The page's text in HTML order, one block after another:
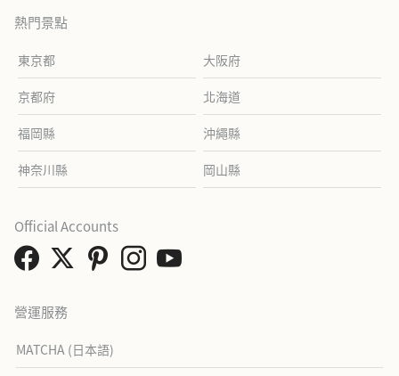
熱門景點
東京都 大阪府
京都府 北海道
福岡縣 沖繩縣
神奈川縣 岡山縣
營運服務
MATCHA (日本語)
Official Accounts